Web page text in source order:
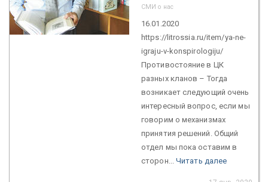
СМИ о нас
16.01.2020
https://litrossia.ru/item/ya-ne-
igraju-v-konspirologiju/
Противостояние в ЦК
разных кланов – Тогда
возникает следующий очень
интересный вопрос, если мы
говорим о механизмах
принятия решений. Общий
отдел мы пока оставим в
сторон... Читать далее